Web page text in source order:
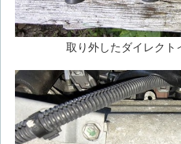
取り外したダイレクト